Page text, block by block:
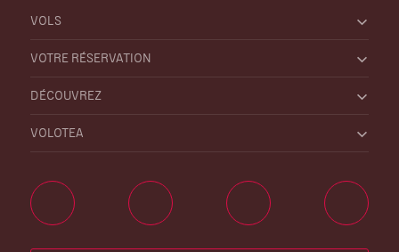
VOLS
VOTRE RÉSERVATION
DÉCOUVREZ
VOLOTEA